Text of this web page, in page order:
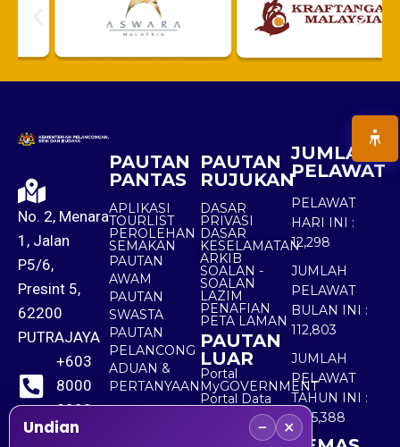
No. 2, Menara
1, Jalan
P5/6,
Presint 5,
62200
PUTRAJAYA
+603
8000
8000
PAUTAN
PANTAS
APLIKASI
TOURLIST
PEROLEHAN
SEMAKAN
PAUTAN
AWAM
PAUTAN
SWASTA
PAUTAN
PELANCONG
ADUAN &
PERTANYAAN
PAUTAN
RUJUKAN
DASAR
PRIVASI
DASAR
KESELAMATAN
ARKIB
SOALAN -
SOALAN
LAZIM
PENAFIAN
PETA LAMAN
PAUTAN
LUAR
Portal
MyGOVERNMENT
Portal Data
Terbuka
Sektor Awam
JUMLAH
PELAWAT
PELAWAT
HARI INI :
12,298
JUMLAH
PELAWAT
BULAN INI :
112,803
JUMLAH
PELAWAT
TAHUN INI :
5,515,388
Undian − ×